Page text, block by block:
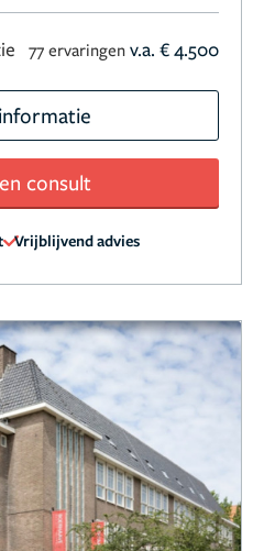
77 ervaringen v.a. € 4.500
consult
Vrijblijvend advies